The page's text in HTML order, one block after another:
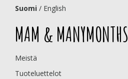
Suomi / English
MAM & MANYMONTHS
Meistä
Tuoteluettelot